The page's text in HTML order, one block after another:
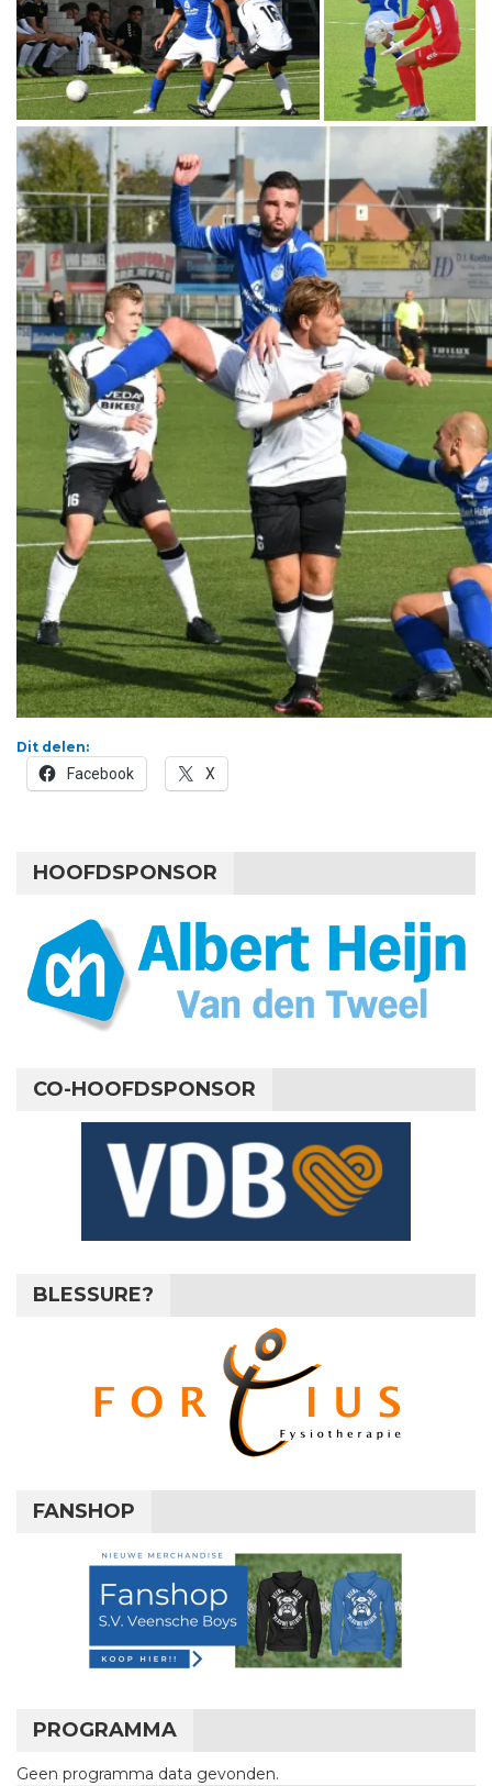
Dit delen:
Facebook X
HOOFDSPONSOR
CO-HOOFDSPONSOR
BLESSURE?
FANSHOP
PROGRAMMA
Geen programma data gevonden.